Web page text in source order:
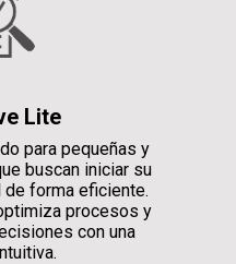
Lite
para pequeñas y
buscan iniciar su
forma eficiente.
procesos y
con una